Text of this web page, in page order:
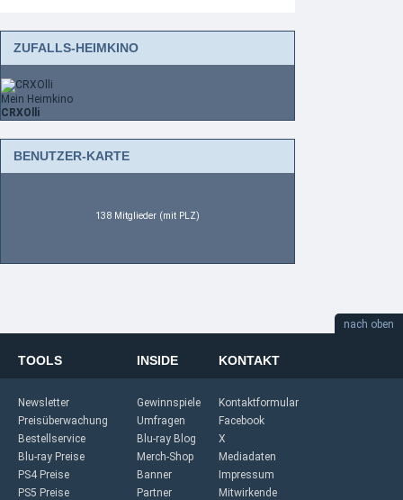
ZUFALLS-HEIMKINO
Mein Heimkino
CRXOlli
BENUTZER-KARTE
138 Mitglieder (mit PLZ)
nach oben
TOOLS
Newsletter
Preisüberwachung
Bestellservice
Blu-ray Preise
PS4 Preise
PS5 Preise
INSIDE
Gewinnspiele
Umfragen
Blu-ray Blog
Merch-Shop
Banner
Partner
KONTAKT
Kontaktformular
Facebook
X
Mediadaten
Impressum
Mitwirkende